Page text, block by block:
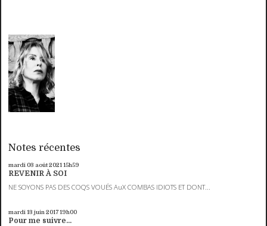
Notes récentes
mardi 03 août 2021 15h59
REVENIR À SOI
NE SOYONS PAS DES COQS VOUÉS AuX COMBAS IDIOTS ET DONT...
mardi 13 juin 201719h00
Pour me suivre...